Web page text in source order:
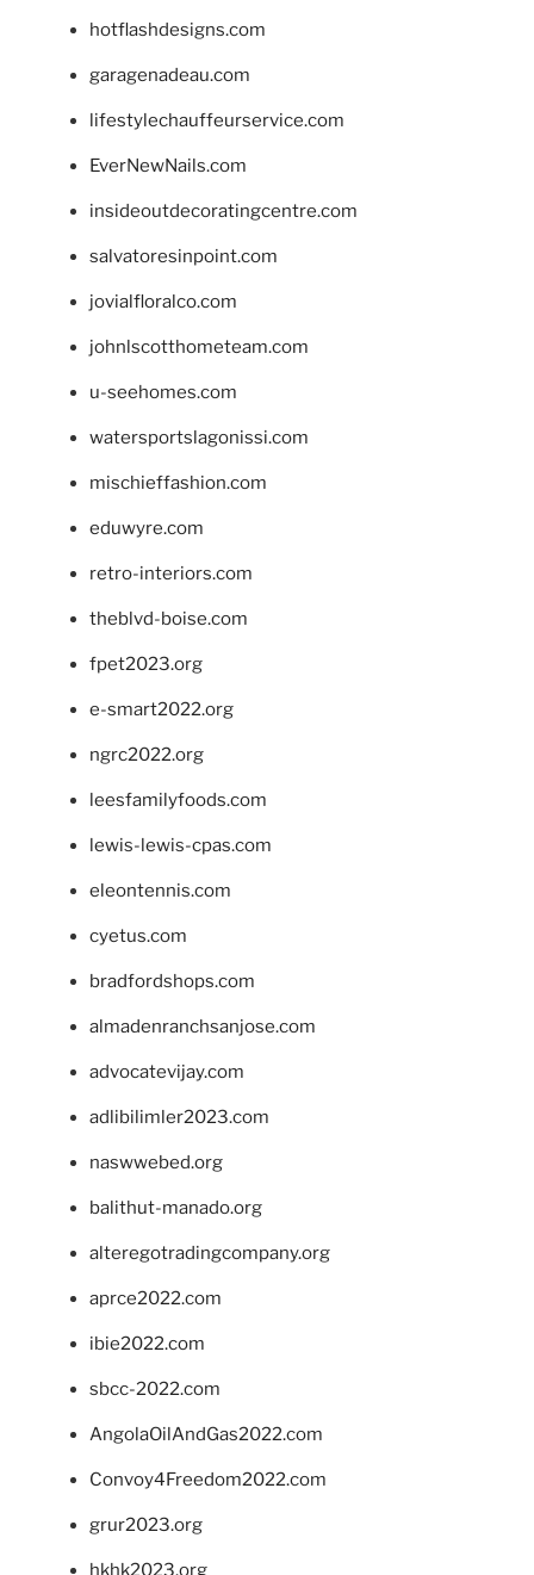
hotflashdesigns.com
garagenadeau.com
lifestylechauffeurservice.com
EverNewNails.com
insideoutdecoratingcentre.com
salvatoresinpoint.com
jovialfloralco.com
johnlscotthometeam.com
u-seehomes.com
watersportslagonissi.com
mischieffashion.com
eduwyre.com
retro-interiors.com
theblvd-boise.com
fpet2023.org
e-smart2022.org
ngrc2022.org
leesfamilyfoods.com
lewis-lewis-cpas.com
eleontennis.com
cyetus.com
bradfordshops.com
almadenranchsanjose.com
advocatevijay.com
adlibilimler2023.com
naswwebed.org
balithut-manado.org
alteregotradingcompany.org
aprce2022.com
ibie2022.com
sbcc-2022.com
AngolaOilAndGas2022.com
Convoy4Freedom2022.com
grur2023.org
hkhk2023.org